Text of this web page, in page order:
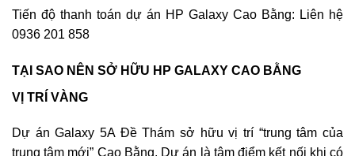
Tiến độ thanh toán dự án HP Galaxy Cao Bằng: Liên hệ
0936 201 858
TẠI SAO NÊN SỞ HỮU HP GALAXY CAO BẰNG
VỊ TRÍ VÀNG
Dự án Galaxy 5A Đề Thám sở hữu vị trí “trung tâm của
trung tâm mới” Cao Bằng. Dự án là tâm điểm kết nối khi có